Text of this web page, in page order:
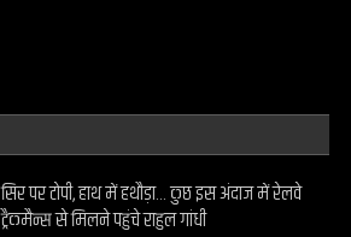
सिर पर टोपी, हाथ में हथौड़ा… कुछ इस अंदाज में रेलवे
ट्रैकमैन्स से मिलने पहुंचे राहुल गांधी